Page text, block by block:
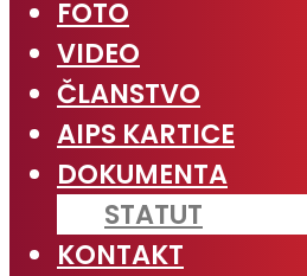
FOTO
VIDEO
ČLANSTVO
AIPS KARTICE
DOKUMENTA
STATUT
KONTAKT